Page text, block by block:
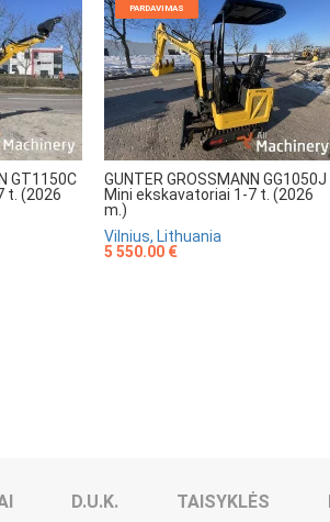
GT1150C
t. (2026
PARDAVIMAS
GUNTER GROSSMANN GG1050J
Mini ekskavatoriai 1-7 t. (2026
m.)
Vilnius, Lithuania
5 550.00 €
D.U.K. TAISYKLĖS